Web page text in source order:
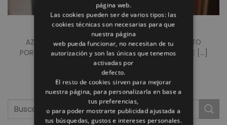
REFORMA DE ASEO
AZULEJO TIPO » METRO » BLANCO BRILLO. PAVIMENTO
PORCELANICO HIDRAULICO. PLATO PIZARRA A RAS DE [...]
página web.
Las cookies pueden ser de varios tipos: las
cookies técnicas son necesarias para que
nuestra página
web pueda funcionar, no necesitan de tu
autorización y son las únicas que tenemos
activadas por
defecto.
El resto de cookies sirven para mejorar
nuestra página, para personalizarla en base a
tus preferencias,
o para poder mostrarte publicidad ajustada a
tus búsquedas, gustos e intereses personales.